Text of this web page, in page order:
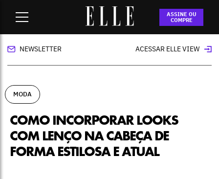
ASSINE OU
COMPRE
Como incorporar looks com lenço na cabeça
de forma estilosa e atual
NEWSLETTER ACESSAR ELLE VIEW
MODA
COMO INCORPORAR LOOKS
COM LENÇO NA CABEÇA DE
FORMA ESTILOSA E ATUAL